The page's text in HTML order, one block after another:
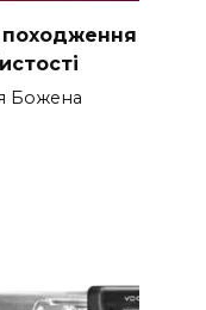
походження
Божена